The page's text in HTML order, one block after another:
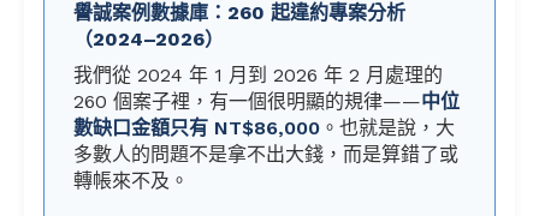
譽誠案例數據庫：260 起違約專案分析
（2024–2026）
我們從 2024 年 1 月到 2026 年 2 月處理的
260 個案子裡，有一個很明顯的規律——中位
數缺口金額只有 NT$86,000 。也就是說，大
多數人的問題不是拿不出大錢，而是算錯了或
轉帳來不及。